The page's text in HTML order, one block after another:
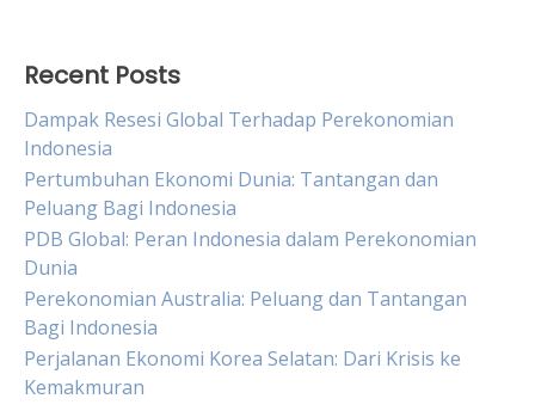
Recent Posts
Dampak Resesi Global Terhadap Perekonomian
Indonesia
Pertumbuhan Ekonomi Dunia: Tantangan dan
Peluang Bagi Indonesia
PDB Global: Peran Indonesia dalam Perekonomian
Dunia
Perekonomian Australia: Peluang dan Tantangan
Bagi Indonesia
Perjalanan Ekonomi Korea Selatan: Dari Krisis ke
Kemakmuran